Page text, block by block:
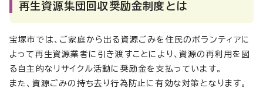
再生資源集団回収奨励金制度とは
宝塚市では、ご家庭から出る資源ごみを住民のボランティアに
よって再生資源業者に引き渡すことにより、資源の再利用を図
る自主的なリサイクル活動に奨励金を支払っています。
また、資源ごみの持ち去り行為防止に有効な対策となります。